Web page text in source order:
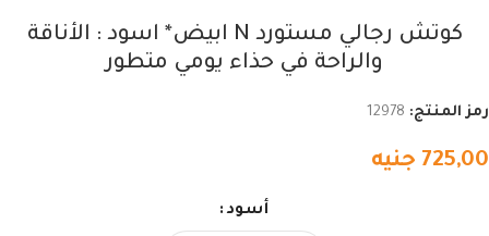
كوتش رجالي مستورد N ابيض* اسود : الأناقة
والراحة في حذاء يومي متطور
رمز المنتج: 12978
725,00 جنيه
أسود